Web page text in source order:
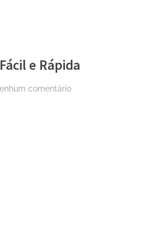
e Rápida
comentárioem